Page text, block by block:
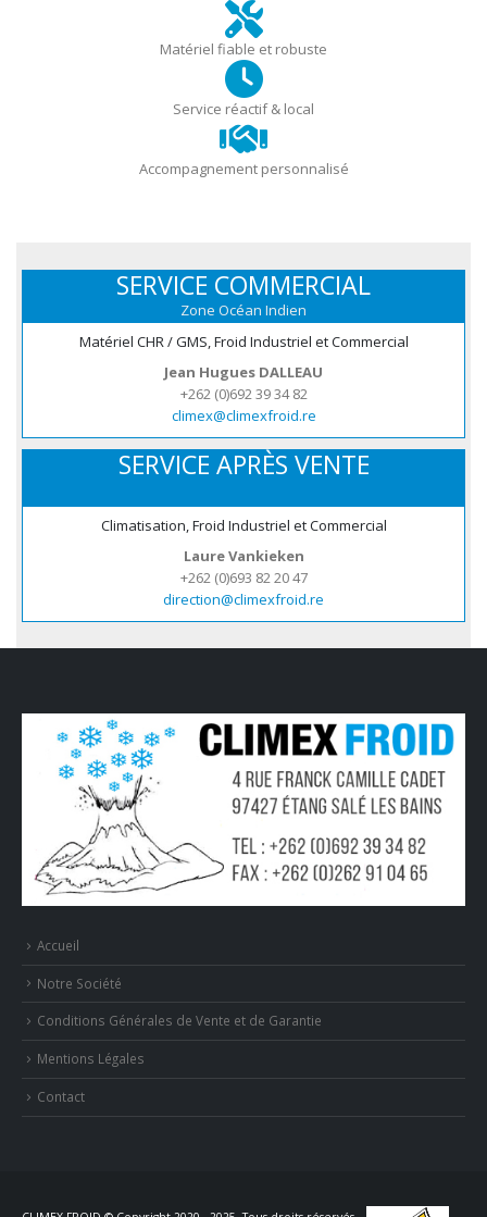
Matériel fiable et robuste
Service réactif & local
Accompagnement personnalisé
SERVICE COMMERCIAL
Zone Océan Indien
Matériel CHR / GMS, Froid Industriel et Commercial
Jean Hugues DALLEAU
+262 (0)692 39 34 82
climex@climexfroid.re
SERVICE APRÈS VENTE
Climatisation, Froid Industriel et Commercial
Laure Vankieken
+262 (0)693 82 20 47
direction@climexfroid.re
Accueil
Notre Société
Conditions Générales de Vente et de Garantie
Mentions Légales
Contact